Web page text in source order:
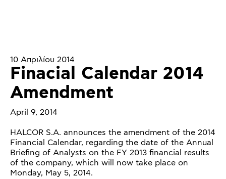
10 Απριλίου 2014
Finacial Calendar 2014
Amendment
April 9, 2014
HALCOR S.A. announces the amendment of the 2014
Financial Calendar, regarding the date of the Annual
Briefing of Analysts on the FY 2013 financial results
of the company, which will now take place on
Monday, May 5, 2014.